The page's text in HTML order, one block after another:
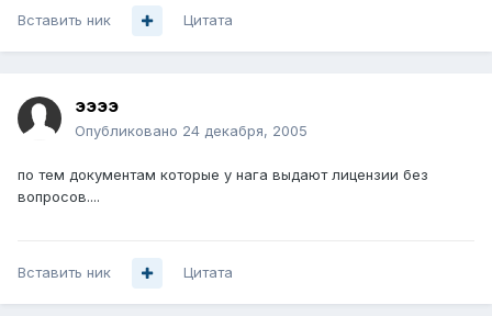
Вставить ник Цитата
ээээ
Опубликовано 24 декабря, 2005
по тем документам которые у нага выдают лицензии без
вопросов....
Вставить ник Цитата